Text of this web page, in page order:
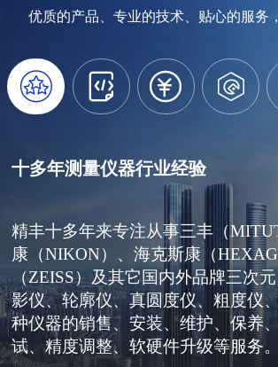
优质的产品、专业的技术、贴心的服务
   
十多年测量仪器行业经验
精丰十多年来专注从事三丰（
康（NIKON）、海克斯康（
（ZEISS）及其它国内外品牌三次
影仪、轮廓仪、真圆度仪、粗度仪
种仪器的销售、安装、维护、保养
试、精度调整、软硬件升级等服务。